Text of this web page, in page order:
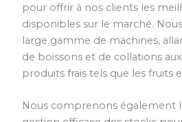
pour offrir à nos clients les
disponibles sur le marché.
large gamme de machines,
de boissons et de collations
produits frais tels que les fruits
Nous comprenons également